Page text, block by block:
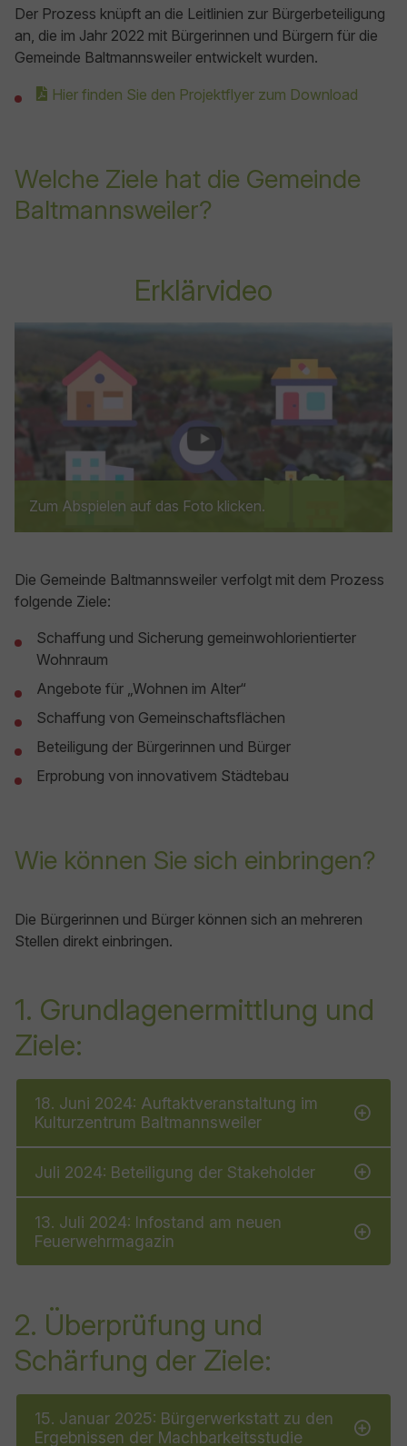
Der Prozess knüpft an die Leitlinien zur Bürgerbeteiligung
an, die im Jahr 2022 mit Bürgerinnen und Bürgern für die
Gemeinde Baltmannsweiler entwickelt wurden.
Hier finden Sie den Projektflyer zum Download
Welche Ziele hat die Gemeinde
Baltmannsweiler?
Erklärvideo
Zum Abspielen auf das Foto klicken.
Die Gemeinde Baltmannsweiler verfolgt mit dem Prozess
folgende Ziele:
Schaffung und Sicherung gemeinwohlorientierter
Wohnraum
Angebote für „Wohnen im Alter“
Schaffung von Gemeinschaftsflächen
Beteiligung der Bürgerinnen und Bürger
Erprobung von innovativem Städtebau
Wie können Sie sich einbringen?
Die Bürgerinnen und Bürger können sich an mehreren
Stellen direkt einbringen.
1. Grundlagenermittlung und
Ziele:
18. Juni 2024: Auftaktveranstaltung im
Kulturzentrum Baltmannsweiler
Juli 2024: Beteiligung der Stakeholder
13. Juli 2024: Infostand am neuen
Feuerwehrmagazin
2. Überprüfung und
Schärfung der Ziele:
15. Januar 2025: Bürgerwerkstatt zu den
Ergebnissen der Machbarkeitsstudie